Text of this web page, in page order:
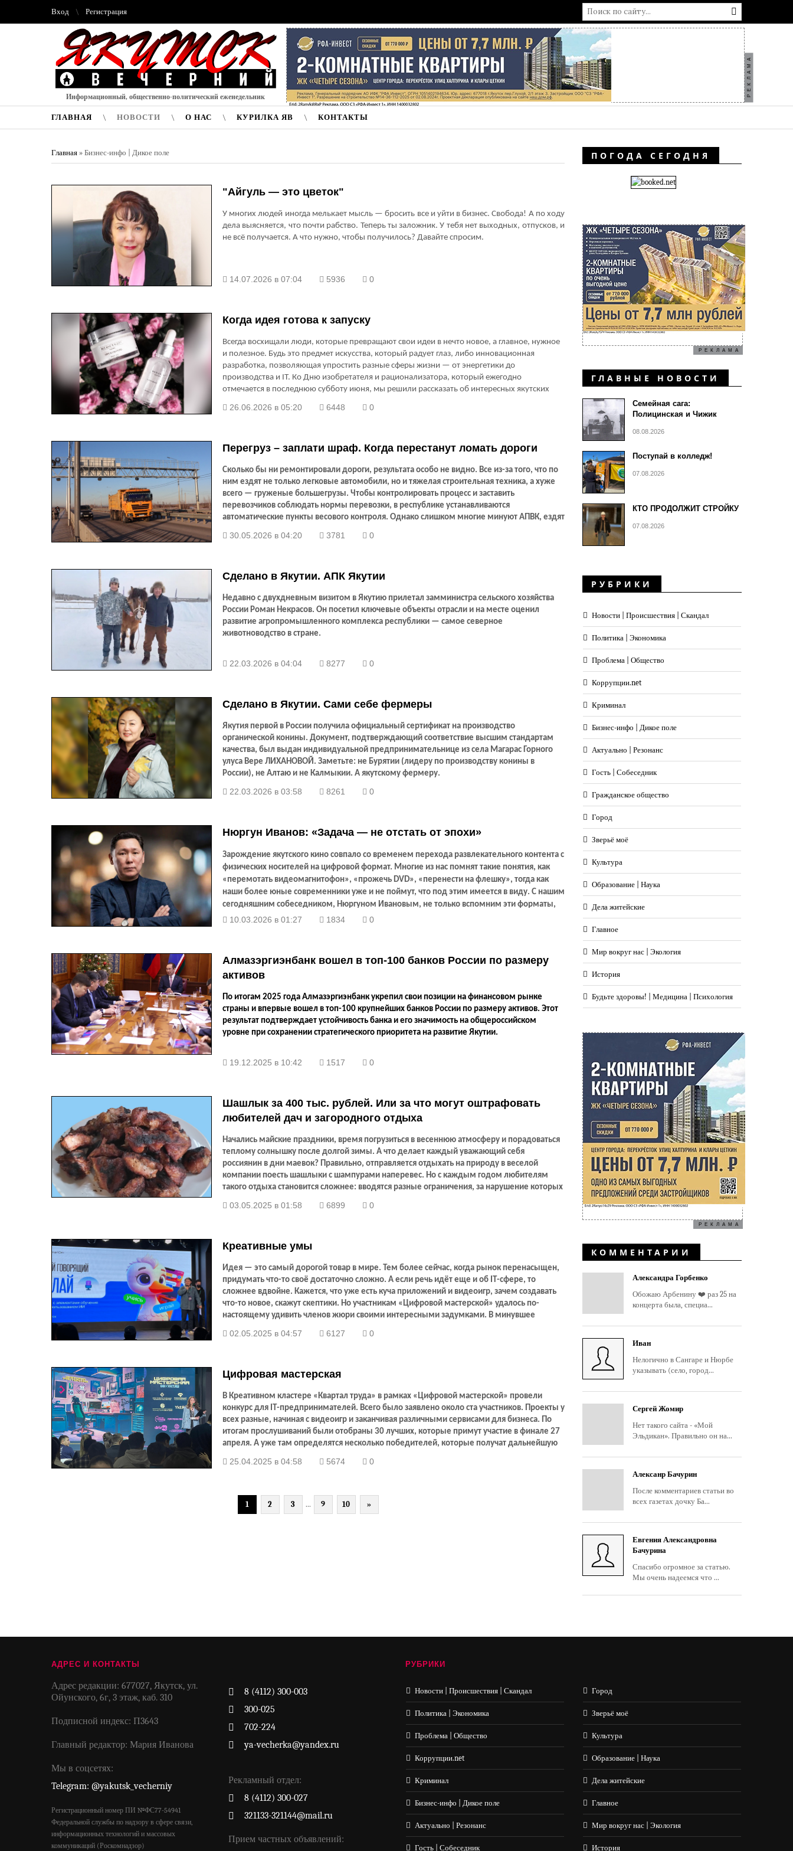
Вход Регистрация
Информационный, общественно-политический еженедельник РЕКЛАМА
ГЛАВНАЯ НОВОСТИ О НАС КУРИЛКА ЯВ КОНТАКТЫ
Главная » Бизнес-инфо | Дикое поле
"Айгуль — это цветок"
У многих людей иногда мелькает мысль — бросить все и уйти в бизнес. Свобода! А по ходу
дела выясняется, что почти рабство. Теперь ты заложник. У тебя нет выходных, отпусков, и
не всё получается. А что нужно, чтобы получилось? Давайте спросим.
14.07.2026 в 07:04 5936 0
Когда идея готова к запуску
Всегда восхищали люди, которые превращают свои идеи в нечто новое, а главное, нужное
и полезное. Будь это предмет искусства, который радует глаз, либо инновационная
разработка, позволяющая упростить разные сферы жизни — от энергетики до
производства и IT. Ко Дню изобретателя и рационализатора, который ежегодно
отмечается в последнюю субботу июня, мы решили рассказать об интересных якутских
26.06.2026 в 05:20 6448 0
Перегруз – заплати шраф. Когда перестанут ломать дороги
Сколько бы ни ремонтировали дороги, результата особо не видно. Все из-за того, что по
ним ездят не только легковые автомобили, но и тяжелая строительная техника, а хуже
всего — груженые большегрузы. Чтобы контролировать процесс и заставить
перевозчиков соблюдать нормы перевозки, в республике устанавливаются
автоматические пункты весового контроля. Однако слишком многие минуют АПВК, ездят
планируется ввести ужесточение мер по контролю за такими недобросовестными
30.05.2026 в 04:20 3781 0
Сделано в Якутии. АПК Якутии
Недавно с двухдневным визитом в Якутию прилетал замминистра сельского хозяйства
России Роман Некрасов. Он посетил ключевые объекты отрасли и на месте оценил
развитие агропромышленного комплекса республики — самое северное
животноводство в стране.
22.03.2026 в 04:04 8277 0
Сделано в Якутии. Сами себе фермеры
Якутия первой в России получила официальный сертификат на производство
органической конины. Документ, подтверждающий соответствие высшим стандартам
качества, был выдан индивидуальной предпринимательнице из села Магарас Горного
улуса Вере ЛИХАНОВОЙ. Заметьте: не Бурятии (лидеру по производству конины в
России), не Алтаю и не Калмыкии. А якутскому фермеру.
22.03.2026 в 03:58 8261 0
Нюргун Иванов: «Задача — не отстать от эпохи»
Зарождение якутского кино совпало со временем перехода развлекательного контента с
физических носителей на цифровой формат. Многие из нас помнят такие понятия, как
«перемотать видеомагнитофон», «прожечь DVD», «перенести на флешку», тогда как
наши более юные современники уже и не поймут, что под этим имеется в виду. С нашим
сегодняшним собеседником, Нюргуном Ивановым, не только вспомним эти форматы,
но и поймем, как переход с формата на формат влиял на производителей кино и музыки
сменой носителей.
10.03.2026 в 01:27 1834 0
Алмазэргиэнбанк вошел в топ-100 банков России по размеру
активов
По итогам 2025 года Алмазэргиэнбанк укрепил свои позиции на финансовом рынке
страны и впервые вошел в топ-100 крупнейших банков России по размеру активов. Этот
результат подтверждает устойчивость банка и его значимость на общероссийском
уровне при сохранении стратегического приоритета на развитие Якутии.
19.12.2025 в 10:42 1517 0
Шашлык за 400 тыс. рублей. Или за что могут оштрафовать
любителей дач и загородного отдыха
Начались майские праздники, время погрузиться в весеннюю атмосферу и порадоваться
теплому солнышку после долгой зимы. А что делает каждый уважающий себя
россиянин в дни маевок? Правильно, отправляется отдыхать на природу в веселой
компании поесть шашлыки с шампурами наперевес. Но с каждым годом любителям
такого отдыха становится сложнее: вводятся разные ограничения, за нарушение которых
03.05.2025 в 01:58 6899 0
Креативные умы
Идея — это самый дорогой товар в мире. Тем более сейчас, когда рынок перенасыщен,
придумать что-то своё достаточно сложно. А если речь идёт еще и об IT-сфере, то
сложнее вдвойне. Кажется, что уже есть куча приложений и видеоигр, зачем создавать
что-то новое, скажут скептики. Но участникам «Цифровой мастерской» удалось по-
настоящему удивить членов жюри своими интересными задумками. В минувшее
определены лучшие команды среди разработчиков игр. Расскажем, как это было.
02.05.2025 в 04:57 6127 0
Цифровая мастерская
В Креативном кластере «Квартал труда» в рамках «Цифровой мастерской» провели
конкурс для IT-предпринимателей. Всего было заявлено около ста участников. Проекты у
всех разные, начиная с видеоигр и заканчивая различными сервисами для бизнеса. По
итогам прослушиваний были отобраны 30 лучших, которые примут участие в финале 27
апреля. А уже там определятся несколько победителей, которые получат дальнейшую
сможем вовсю юзать какое-нибудь мобильное приложение или играть в новую
25.04.2025 в 04:58 5674 0
1 2 3 ... 9 10 »
ПОГОДА СЕГОДНЯ
РЕКЛАМА
ГЛАВНЫЕ НОВОСТИ
Семейная сага:
Полицинская и Чижик
08.08.2026
Поступай в колледж!
07.08.2026
КТО ПРОДОЛЖИТ СТРОЙКУ
07.08.2026
РУБРИКИ
Новости | Происшествия | Скандал
Политика | Экономика
Проблема | Общество
Коррупции.net
Криминал
Бизнес-инфо | Дикое поле
Актуально | Резонанс
Гость | Собеседник
Гражданское общество
Город
Зверьё моё
Культура
Образование | Наука
Дела житейские
Главное
Мир вокруг нас | Экология
История
Будьте здоровы! | Медицина | Психология
РЕКЛАМА
КОММЕНТАРИИ
Александра Горбенко
Обожаю Арбенину ❤️ раз 25 на
концерта была, специа...
Иван
Нелогично в Сангаре и Нюрбе
указывать (село, город...
Сергей Жомир
Нет такого сайта - «Мой
Эльдикан». Правильно он на...
Алексанр Бачурин
После комментариев статьи во
всех газетах дочку Ба...
Евгения Александровна
Бачурина
Спасибо огромное за статью.
Мы очень надеемся что ...
АДРЕС И КОНТАКТЫ
Адрес редакции: 677027, Якутск, ул.
Ойунского, 6г, 3 этаж, каб. 310
Подписной индекс: П3643
Главный редактор: Мария Иванова
Мы в соцсетях:
Telegram: @yakutsk_vecherniy
Регистрационный номер ПИ №ФС77-54941
Федеральной службы по надзору в сфере связи,
информационных технологий и массовых
коммуникаций (Роскомнадзор)
8 (4112) 300-003
300-025
702-224
ya-vecherka@yandex.ru
Рекламный отдел:
8 (4112) 300-027
321133-321144@mail.ru
Прием частных объявлений:
РУБРИКИ
Новости | Происшествия | Скандал
Политика | Экономика
Проблема | Общество
Коррупции.net
Криминал
Бизнес-инфо | Дикое поле
Актуально | Резонанс
Гость | Собеседник
Город
Зверьё моё
Культура
Образование | Наука
Дела житейские
Главное
Мир вокруг нас | Экология
История